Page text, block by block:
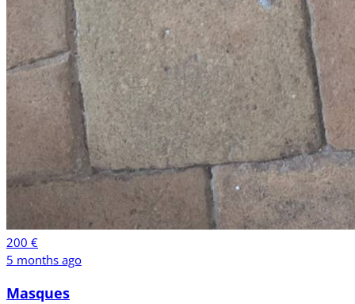
200 €
5 months ago
Masques